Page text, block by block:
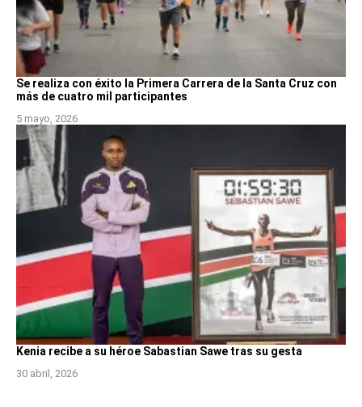
Se realiza con éxito la Primera Carrera de la Santa Cruz con
más de cuatro mil participantes
5 mayo, 2026
Kenia recibe a su héroe Sabastian Sawe tras su gesta
30 abril, 2026